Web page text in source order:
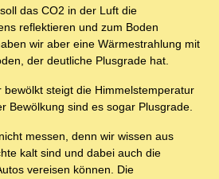
das CO2 in der Luft die
reflektieren und zum Boden
wir aber eine Wärmestrahlung mit
der deutliche Plusgrade hat.
bewölkt steigt die Himmelstemperatur
Bewölkung sind es sogar Plusgrade.
messen, denn wir wissen aus
kalt sind und dabei auch die
vereisen können. Die